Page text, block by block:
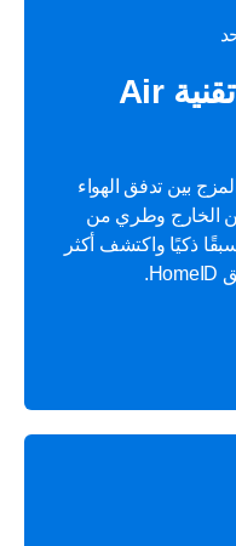
تقنية RapidAir و تقنية Air
بين تدفق الهواء
الخارج وطري من
12 إعدادًا مسبقًا ذكيًا واكتشف أكثر